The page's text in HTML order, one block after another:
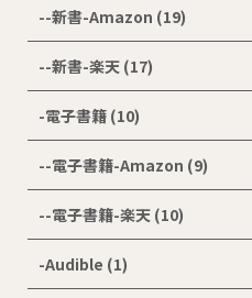
--新書-Amazon (19)
--新書-楽天 (17)
-電子書籍 (10)
--電子書籍-Amazon (9)
--電子書籍-楽天 (10)
-Audible (1)